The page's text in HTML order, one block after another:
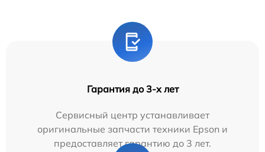
Гарантия до 3-х лет
Сервисный центр устанавливает
оригинальные запчасти техники Epson и
предоставляет гарантию до 3 лет.